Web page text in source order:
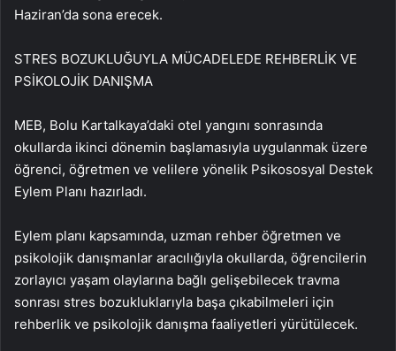
Haziran’da sona erecek.
STRES BOZUKLUĞUYLA MÜCADELEDE REHBERLİK VE
PSİKOLOJİK DANIŞMA
MEB, Bolu Kartalkaya’daki otel yangını sonrasında
okullarda ikinci dönemin başlamasıyla uygulanmak üzere
öğrenci, öğretmen ve velilere yönelik Psikososyal Destek
Eylem Planı hazırladı.
Eylem planı kapsamında, uzman rehber öğretmen ve
psikolojik danışmanlar aracılığıyla okullarda, öğrencilerin
zorlayıcı yaşam olaylarına bağlı gelişebilecek travma
sonrası stres bozukluklarıyla başa çıkabilmeleri için
rehberlik ve psikolojik danışma faaliyetleri yürütülecek.